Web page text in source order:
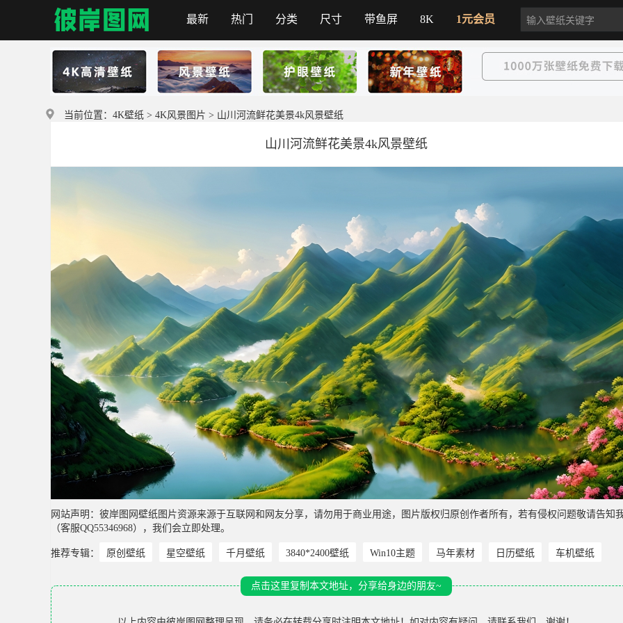
首页
最新 热门 分类 尺寸 带鱼屏 8K 1元会员
当前位置： 4K壁纸 > 4K风景图片 > 山川河流鲜花美景4k风景壁纸
山川河流鲜花美景4k风景壁纸
网站声明：彼岸图网壁纸图片资源来源于互联网和网友分享，请勿用于商业用途，图片版权归原创作者所有，若有侵权问题敬请告知
（客服QQ55346968），我们会立即处理。
推荐专辑： 原创壁纸 星空壁纸 千月壁纸 3840*2400壁纸 Win10主题 马年素材 日历壁纸 车机壁纸
点击这里复制本文地址，分享给身边的朋友~